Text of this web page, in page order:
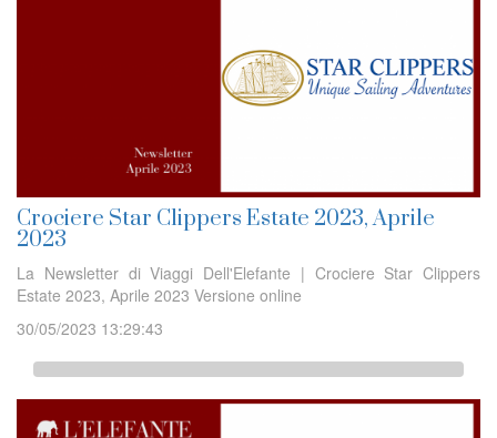
Crociere Star Clippers Estate 2023, Aprile
2023
La Newsletter di Viaggi Dell'Elefante | Crociere Star Clippers
Estate 2023, Aprile 2023 Versione online
30/05/2023 13:29:43